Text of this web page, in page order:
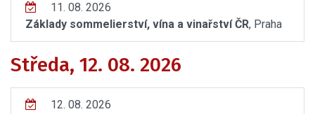
11. 08. 2026
Základy sommelierství, vína a vinařství ČR, Praha
Středa, 12. 08. 2026
12. 08. 2026